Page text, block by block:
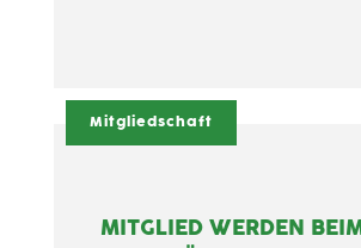
Mitgliedschaft
MITGLIED WERDEN